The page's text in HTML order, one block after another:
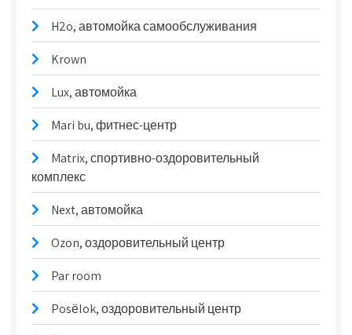
H2o, автомойка самообслуживания
Krown
Lux, автомойка
Mari bu, фитнес-центр
Matrix, спортивно-оздоровительный
комплекс
Next, автомойка
Ozon, оздоровительный центр
Par room
Posёlok, оздоровительный центр